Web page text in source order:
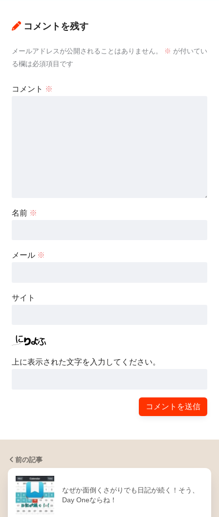
コメントを残す
メールアドレスが公開されることはありません。 ※ が付いてい
る欄は必須項目です
コメント ※
名前 ※
メール ※
サイト
上に表示された文字を入力してください。
前の記事
なぜか面倒くさがりでも日記が続く！そう、
Day Oneならね！